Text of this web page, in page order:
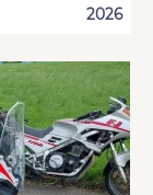
2026